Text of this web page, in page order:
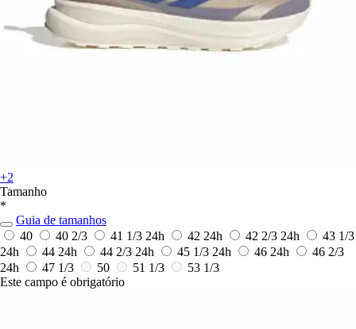
+2
Tamanho
*
Guia de tamanhos
40
40 2/3 41 1/3 24h 42 24h 42 2/3 24h
43 1/3
24h
44 24h 44 2/3 24h 45 1/3 24h 46 24h
46 2/3
24h
47 1/3 50 51 1/3
53 1/3
Este campo é obrigatório